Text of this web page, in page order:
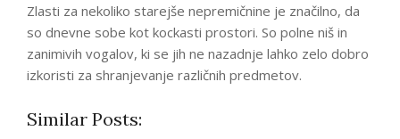
Zlasti za nekoliko starejše nepremičnine je značilno, da
so dnevne sobe kot kockasti prostori. So polne niš in
zanimivih vogalov, ki se jih ne nazadnje lahko zelo dobro
izkoristi za shranjevanje različnih predmetov.
Similar Posts: